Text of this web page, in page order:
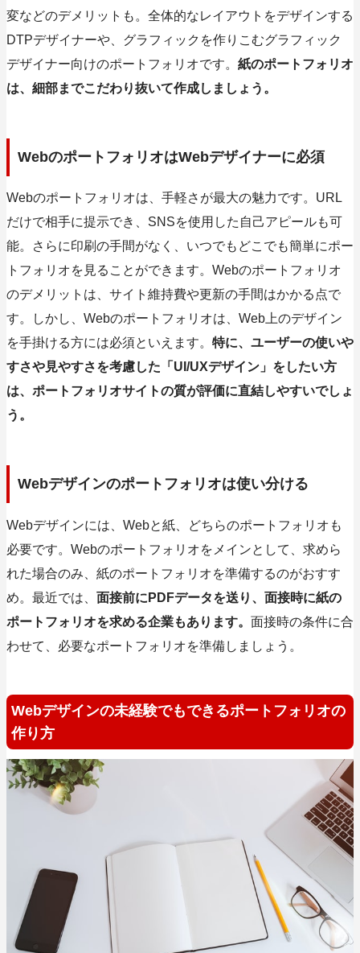
変などのデメリットも。全体的なレイアウトをデザインする
DTPデザイナーや、グラフィックを作りこむグラフィック
デザイナー向けのポートフォリオです。 紙のポートフォリオ
は、細部までこだわり抜いて作成しましょう。
WebのポートフォリオはWebデザイナーに必須
Webのポートフォリオは、手軽さが最大の魅力です。URL
だけで相手に提示でき、SNSを使用した自己アピールも可
能。さらに印刷の手間がなく、いつでもどこでも簡単にポー
トフォリオを見ることができます。Webのポートフォリオ
のデメリットは、サイト維持費や更新の手間はかかる点で
す。しかし、Webのポートフォリオは、Web上のデザイン
を手掛ける方には必須といえます。 特に、ユーザーの使いや
すさや見やすさを考慮した「UI/UXデザイン」をしたい方
は、ポートフォリオサイトの質が評価に直結しやすいでしょ
う。
Webデザインのポートフォリオは使い分ける
Webデザインには、Webと紙、どちらのポートフォリオも
必要です。Webのポートフォリオをメインとして、求めら
れた場合のみ、紙のポートフォリオを準備するのがおすす
め。最近では、 面接前にPDFデータを送り、面接時に紙の
ポートフォリオを求める企業もあります。 面接時の条件に合
わせて、必要なポートフォリオを準備しましょう。
Webデザインの未経験でもできるポートフォリオの
作り方